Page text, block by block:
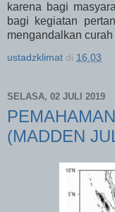
karena bagi
bagi kegiatan
mengandalkan
ustadzklimat di 16.03
SELASA, 02 JULI 2019
(MADDEN